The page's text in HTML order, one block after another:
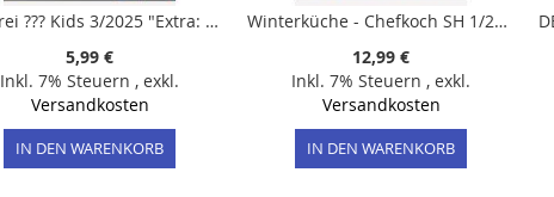
Die drei ??? Kids 3/2025 "Extra: Stirnlampe"
5,99 €
Inkl. 7% Steuern , exkl.
Versandkosten
IN DEN WARENKORB
Winterküche - Chefkoch SH 1/2024
12,99 €
Inkl. 7% Steuern , exkl.
Versandkosten
IN DEN WARENKORB